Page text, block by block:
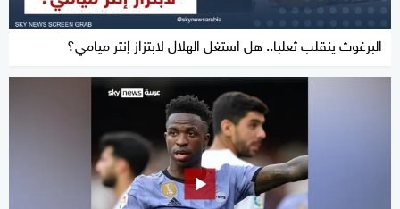
البرغوث ينقلب ثعلبا.. هل استغل الهلال لابتزاز إنتر ميامي؟